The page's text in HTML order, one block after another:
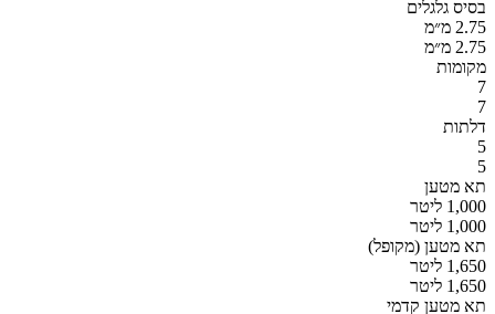
בסיס גלגלים
2.75 מ״מ
2.75 מ״מ
מקומות
7
7
דלתות
5
5
תא מטען
1,000 ליטר
1,000 ליטר
תא מטען (מקופל)
1,650 ליטר
1,650 ליטר
תא מטען קדמי